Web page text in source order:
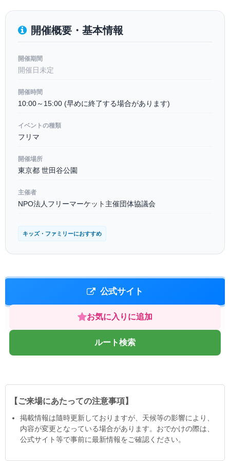
開催概要・基本情報
開催期間
開催日未定
開催時間
10:00～15:00 (早めに終了する場合があります)
イベントの種類
フリマ
開催場所
東京都 世田谷公園
主催者
NPO法人フリーマーケット主催団体協議会
キッズ・ファミリーにおすすめ
公式サイト
お気に入りに追加
ルート検索
【ご来場にあたっての注意事項】
掲載情報は隨時更新しておりますが、天候等の影響により、
内容が変更となっている場合があります。おでかけの際は、
公式サイト等で事前に最新情報をご確認ください。